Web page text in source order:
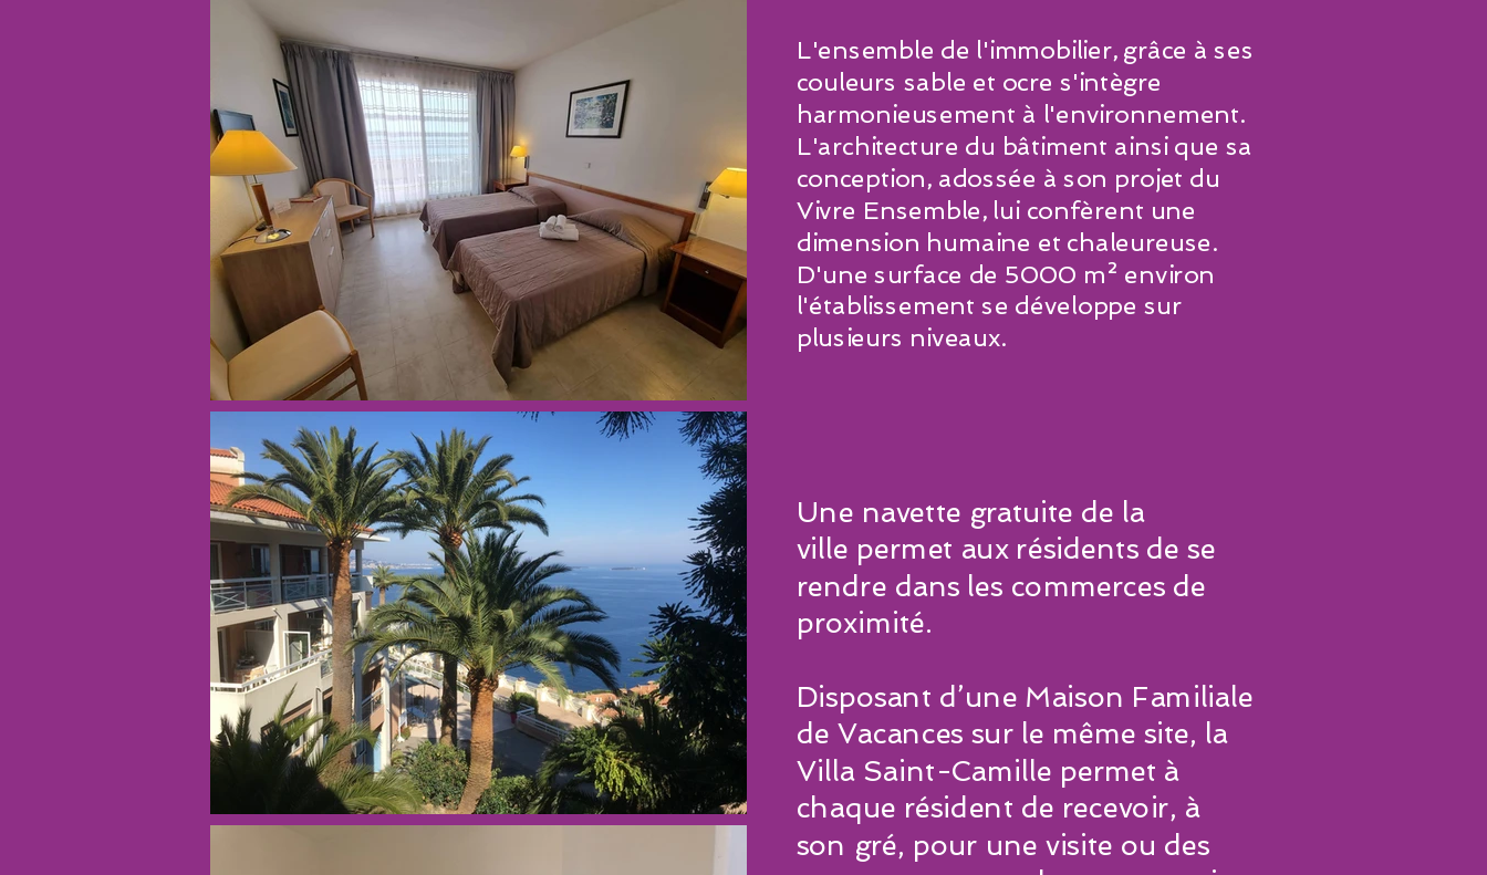
L'ensemble de l'immobilier, grâce à ses
couleurs sable et ocre s'intègre
harmonieusement à l'environnement.
L'architecture du bâtiment ainsi que sa
conception, adossée à son projet du
Vivre Ensemble, lui confèrent une
dimension humaine et chaleureuse.
D'une surface de 5000 m² environ
l'établissement se développe sur
plusieurs niveaux.
Une navette gratuite de la
ville permet aux résidents de se
rendre dans les commerces de
proximité.
Disposant d’une Maison Familiale
de Vacances sur le même site, la
Villa Saint-Camille permet à
chaque résident de recevoir, à
son gré, pour une visite ou des